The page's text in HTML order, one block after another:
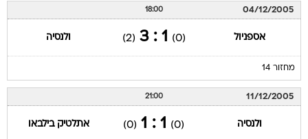
04/12/2005
18:00
אספניול (0)
1 : 3
(2) ולנסיה
מחזור 14
11/12/2005
21:00
ולנסיה (0)
1 : 1
(0) אתלטיק בילבאו